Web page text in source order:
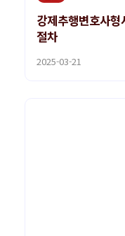
강제추행변호사
절차
2025-03-21